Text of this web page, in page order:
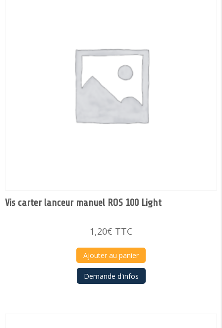
Vis carter lanceur manuel ROS 100 Light
1,20€ TTC
Ajouter au panier
Demande d'infos